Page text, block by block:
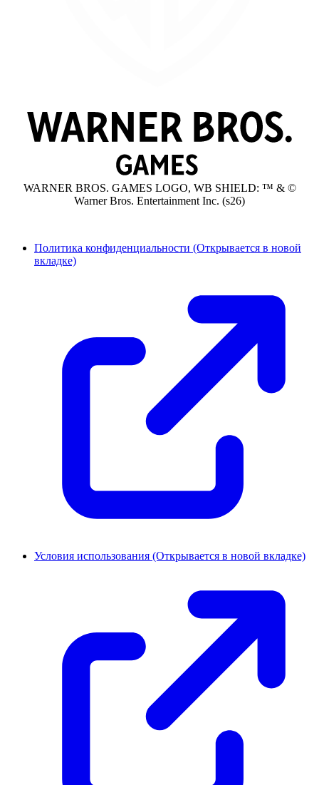
WARNER BROS. GAMES LOGO, WB SHIELD: ™ & ©
Warner Bros. Entertainment Inc. (s26)
Политика конфиденциальности (Открывается в новой
вкладке)
Условия использования (Открывается в новой вкладке)